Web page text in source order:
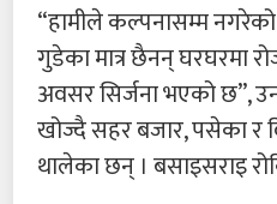
“हामीले कल्पनासम्म
गुडेका मात्र छैनन् घरघरमा
अवसर सिर्जना भएको छ”,
खोज्दै सहर बजार, पसेका र
थालेका छन् । बसाइसराइ